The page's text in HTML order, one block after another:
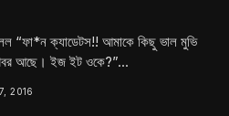
“ফা*ন ক্যাডেটস!! আমাকে কিছু ভাল মুভি
আছে। ইজ ইট ওকে?”...
2016